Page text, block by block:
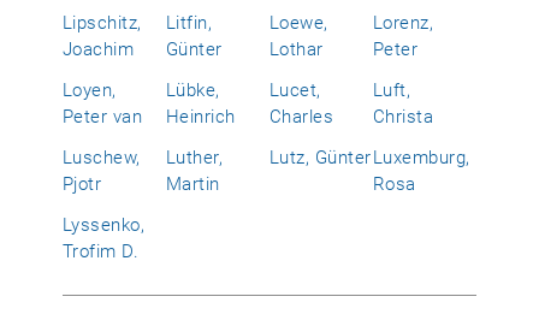
Lipschitz,
Joachim
Litfin,
Günter
Loewe,
Lothar
Lorenz,
Peter
Loyen,
Peter van
Lübke,
Heinrich
Lucet,
Charles
Luft,
Christa
Luschew,
Pjotr
Luther,
Martin
Lutz, GünterLuxemburg,
Rosa
Lyssenko,
Trofim D.